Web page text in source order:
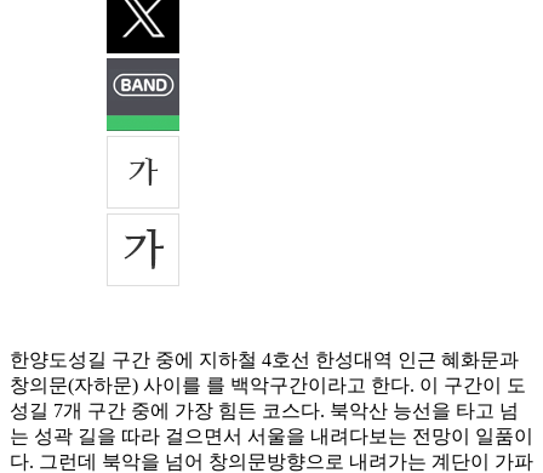
한양도성길 구간 중에 지하철 4호선 한성대역 인근 혜화문과
창의문(자하문) 사이를 를 백악구간이라고 한다. 이 구간이 도
성길 7개 구간 중에 가장 힘든 코스다. 북악산 능선을 타고 넘
는 성곽 길을 따라 걸으면서 서울을 내려다보는 전망이 일품이
다. 그런데 북악을 넘어 창의문방향으로 내려가는 계단이 가파